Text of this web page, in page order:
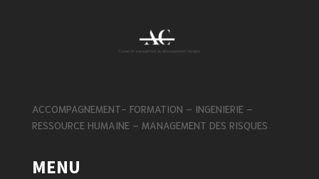
ACCOMPAGNEMENT- FORMATION – INGENIERIE –
RESSOURCE HUMAINE – MANAGEMENT DES RISQUES
MENU